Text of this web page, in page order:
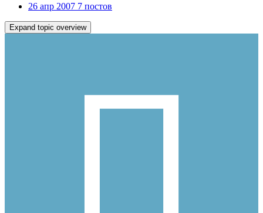
26 апр 2007 7 постов
Expand topic overview